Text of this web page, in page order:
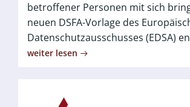
betroffener Personen mit sich
neuen DSFA-Vorlage des
Datenschutzausschusses (EDSA)
weiter lesen